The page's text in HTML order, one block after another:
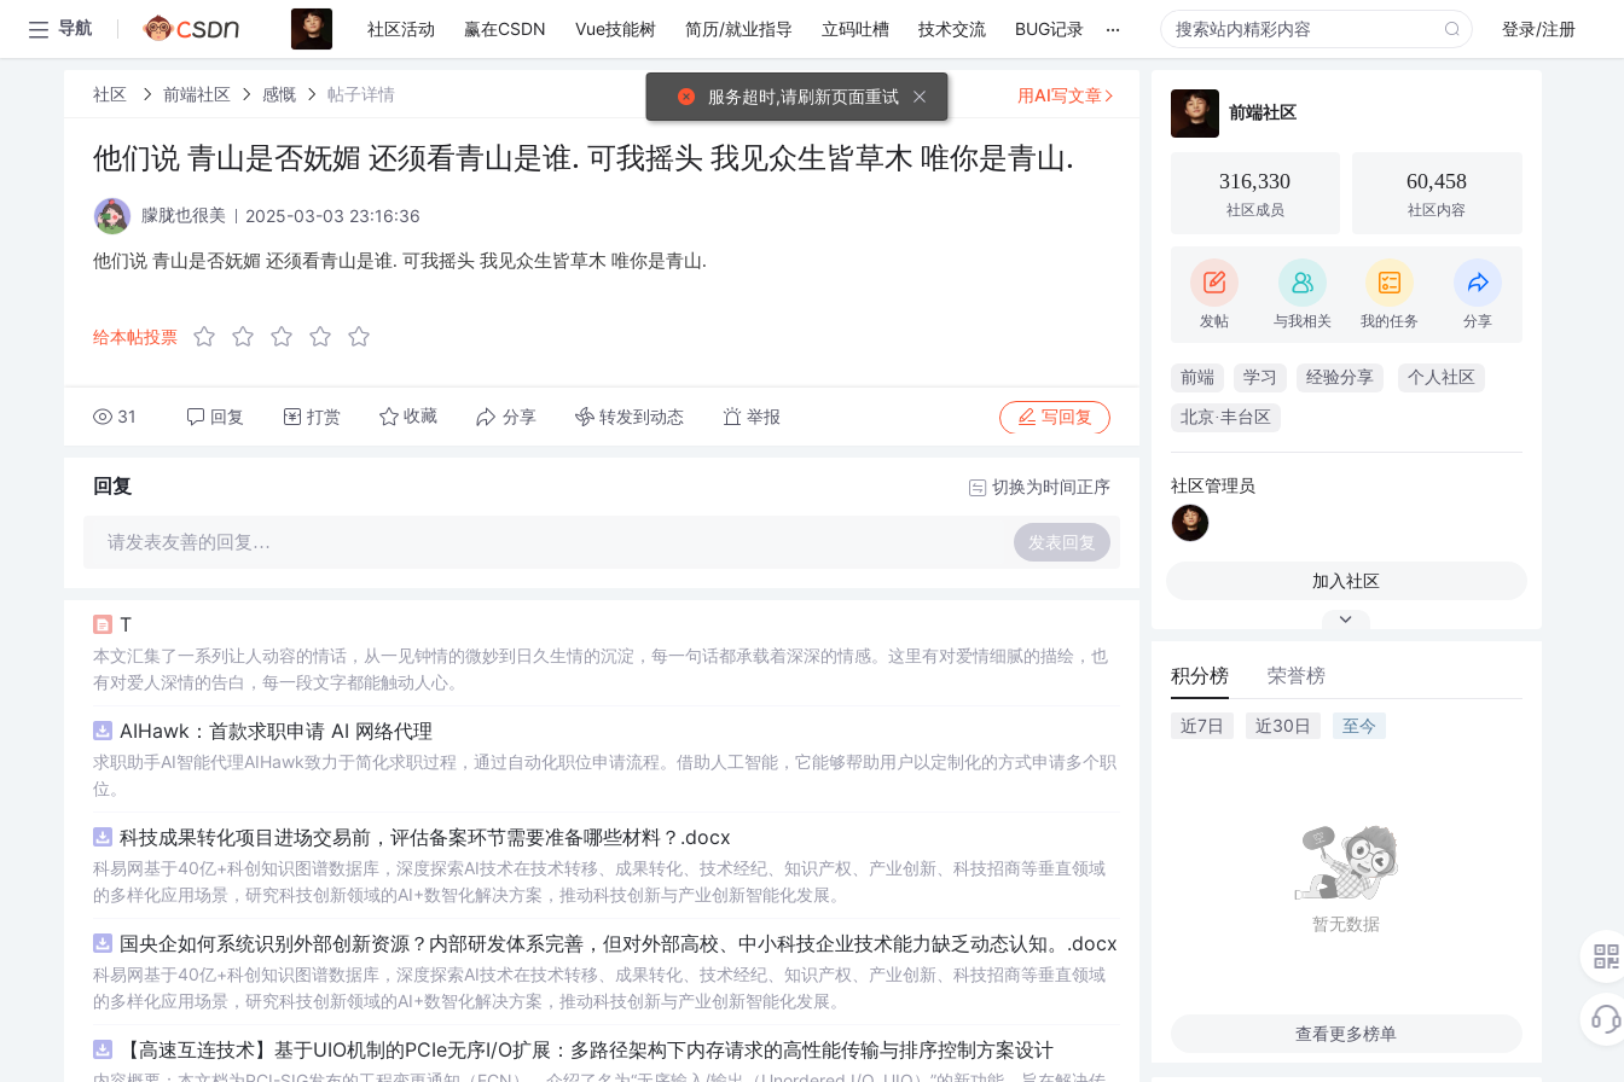
导航 社区活动 赢在CSDN Vue技能树 简历/就业指导 立码吐槽 技术交流 BUG记录 ... 登录/注册
社区 前端社区 感慨 帖子详情
他们说 青山是否妩媚 还须看青山是谁. 可我摇头 我见众生皆草木 唯你是青山.
朦胧也很美 2025-03-03 23:16:36
他们说 青山是否妩媚 还须看青山是谁. 可我摇头 我见众生皆草木 唯你是青山.
给本帖投票
31 回复 打赏 收藏 分享 转发到动态 举报 写回复
用AI写文章
回复 切换为时间正序
请发表友善的回复… 发表回复
T
本文汇集了一系列让人动容的情话，从一见钟情的微妙到日久生情的沉淀，每一句话都承载着深深的情感。这里有对爱情细腻的描绘，也
有对爱人深情的告白，每一段文字都能触动人心。
AIHawk：首款求职申请 AI 网络代理
求职助手AI智能代理AIHawk致力于简化求职过程，通过自动化职位申请流程。借助人工智能，它能够帮助用户以定制化的方式申请多个职
位。
科技成果转化项目进场交易前，评估备案环节需要准备哪些材料？.docx
科易网基于40亿+科创知识图谱数据库，深度探索AI技术在技术转移、成果转化、技术经纪、知识产权、产业创新、科技招商等垂直领域
的多样化应用场景，研究科技创新领域的AI+数智化解决方案，推动科技创新与产业创新智能化发展。
国央企如何系统识别外部创新资源？内部研发体系完善，但对外部高校、中小科技企业技术能力缺乏动态认知。.docx
科易网基于40亿+科创知识图谱数据库，深度探索AI技术在技术转移、成果转化、技术经纪、知识产权、产业创新、科技招商等垂直领域
的多样化应用场景，研究科技创新领域的AI+数智化解决方案，推动科技创新与产业创新智能化发展。
【高速互连技术】基于UIO机制的PCIe无序I/O扩展：多路径架构下内存请求的高性能传输与排序控制方案设计
前端社区
316,330
社区成员
60,458
社区内容
发帖 与我相关 我的任务 分享
前端 学习 经验分享 个人社区
北京·丰台区
社区管理员
加入社区
积分榜 荣誉榜
近7日 近30日 至今
暂无数据
查看更多榜单
服务超时,请刷新页面重试